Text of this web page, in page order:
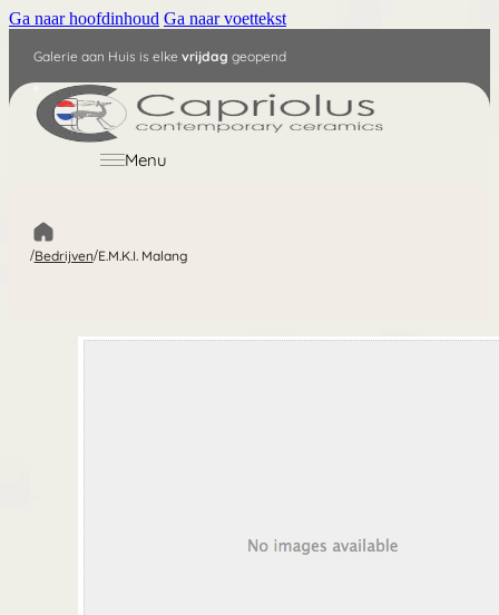
Ga naar hoofdinhoud Ga naar voettekst
Galerie aan Huis is elke vrijdag geopend
NL
Menu
/Bedrijven/E.M.K.I. Malang